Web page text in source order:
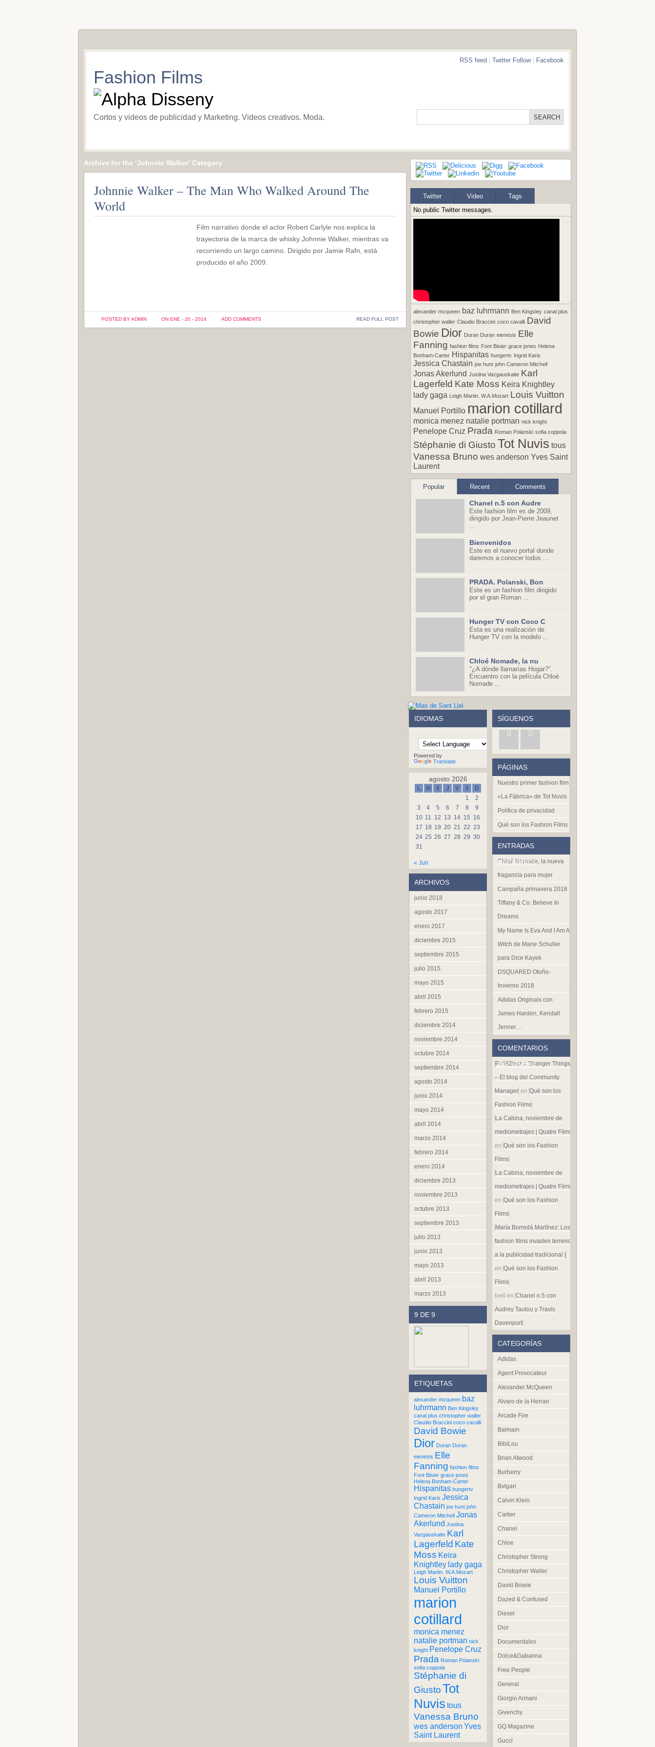
Fashion Films
Cortos y videos de publicidad y Marketing. Videos creativos. Moda.
RSS feed Twitter Follow| Facebook
Archive for the ‘Johnnie Walker’ Category
Johnnie Walker – The Man Who Walked Around The
World
Film narrativo donde el actor Robert Carlyle nos explica la
trayectoria de la marca de whisky Johnnie Walker, mientras va
recorriendo un largo camino. Dirigido por Jamie Rafn, está
producido el año 2009.
POSTED BY ADMIN ON ENE - 20 - 2014 ADD COMMENTS READ FULL POST
Twitter Video
Tags
No public Twitter messages.
alexander mcqueen baz luhrmann Ben Kingsley canal plus
christopher waller Claudio Braccini coco cavalli David
Bowie Dior Duran Duran eienesis Elle
Fanning fashion films Font Bisier grace jones Helena
Bonham-Carter Hispanitas hungertv Ingrid Karis
Jessica Chastain joe hunt john Cameron Mitchell
Jonas Akerlund Justina Vazgauskaite Karl
Lagerfeld Kate Moss Keira Knightley
lady gaga Leigh Martin. W.A.Mozart Louis Vuitton
Manuel Portillo marion cotillard
monica menez natalie portman nick knight
Penelope Cruz Prada Roman Polanski sofia coppola
Stéphanie di Giusto Tot Nuvis tous
Vanessa Bruno wes anderson Yves Saint
Laurent
Popular Recent Comments
Chanel n.5 con Audre
Este fashion film es de 2009,
dirigido por Jean-Pierre Jeaunet
...
Bienvenidos
Este es el nuevo portal donde
daremos a conocer todos ...
PRADA. Polanski, Bon
Este es un fashion film dirigido
por el gran Roman ...
Hunger TV con Coco C
Esta es una realización de
Hunger TV con la modelo ...
Chloé Nomade, la nu
"¿A dónde llamarías Hogar?".
Encuentro con la película Chloé
Nomade ...
IDIOMAS
Powered by
Translate
agosto 2026
L M X J V S
D
1
2
3
4 5 6 7 8
9
10 11 12 13 14 15 16
17 18 19 20 21 22 23
24 25 26 27 28 29 30
31
« Jun
ARCHIVOS
junio 2018
agosto 2017
enero 2017
diciembre 2015
septiembre 2015
julio 2015
mayo 2015
abril 2015
febrero 2015
diciembre 2014
noviembre 2014
octubre 2014
septiembre 2014
agosto 2014
junio 2014
mayo 2014
abril 2014
marzo 2014
febrero 2014
enero 2014
diciembre 2013
noviembre 2013
octubre 2013
septiembre 2013
julio 2013
junio 2013
mayo 2013
abril 2013
marzo 2013
9 DE 9
ETIQUETAS
alexander mcqueen baz
luhrmann Ben Kingsley
canal plus christopher waller
Claudio Braccini coco cavalli
David Bowie
Dior Duran Duran
eienesis Elle
Fanning fashion films
Font Bisier grace jones
Helena Bonham-Carter
Hispanitas hungertv
Ingrid Karis Jessica
Chastain joe hunt john
Cameron Mitchell Jonas
Akerlund Justina
Vazgauskaite Karl
Lagerfeld Kate
Moss Keira
Knightley lady gaga
Leigh Martin. W.A.Mozart
Louis Vuitton
Manuel Portillo
marion
cotillard
monica menez
natalie portman nick
knight Penelope Cruz
Prada Roman Polanski
sofia coppola
Stéphanie di
GiustoTot
Nuvis tous
Vanessa Bruno
wes anderson Yves
Saint Laurent
SÍGUENOS
PÁGINAS
Nuestro primer fashion film
«La Fàbrica» de Tot Nuvis
Política de privacidad
Qué son los Fashion Films
ENTRADAS
RECIENTES
Chloé Nomade, la nueva
fragancia para mujer
Campaña primavera 2018
Tiffany & Co: Believe In
Dreams
My Name Is Eva And I Am A
Witch de Marie Schuller
para Dice Kayek
DSQUARED Otoño-
Invierno 2018
Adidas Originals con
James Harden, Kendall
Jenner…
COMENTARIOS
RECIENTES
Pull&Bear x Stranger Things
– El blog del Community
Manager en Qué son los
Fashion Films
La Cabina, noviembre de
mediometrajes | Quatre Films
en Qué son los Fashion
Films
La Cabina, noviembre de
mediometrajes | Quatre Films
en Qué son los Fashion
Films
María Borredá Martínez: Los
fashion films invaden terreno
a la publicidad tradicional |
en Qué son los Fashion
Films
txell
en Chanel n.5 con
Audrey Tautou y Travis
Davenport
CATEGORÍAS
Adidas
Agent Provocateur
Alexander McQueen
Alvaro de la Herran
Arcade Fire
Balmain
BibiLou
Brian Atwood
Burberry
Bvlgari
Calvin Klein
Cartier
Chanel
Chloe
Christopher Strong
Christopher Waller
David Bowie
Dazed & Confused
Diesel
Dior
Documentales
Dolce&Gabanna
Free People
General
Giorgio Armani
Givenchy
GQ Magazine
Gucci